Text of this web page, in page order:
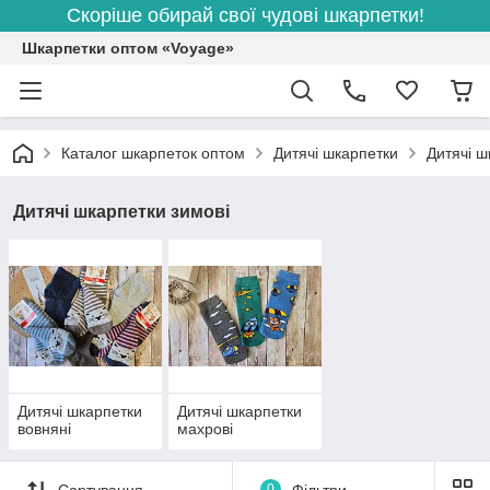
Скоріше обирай свої чудові шкарпетки!
Шкарпетки оптом «Voyage»
Каталог шкарпеток оптом Дитячі шкарпетки Дитячі
Дитячі шкарпетки зимові
Дитячі шкарпетки
вовняні
Дитячі шкарпетки
махрові